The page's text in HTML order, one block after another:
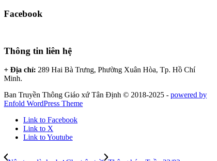
Facebook
Thông tin liên hệ
+ Địa chỉ: 289 Hai Bà Trưng, Phường Xuân Hòa, Tp. Hồ Chí
Minh.
Ban Truyền Thông Giáo xứ Tân Định © 2018-2025 - powered by
Enfold WordPress Theme
Link to Facebook
Link to X
Link to Youtube